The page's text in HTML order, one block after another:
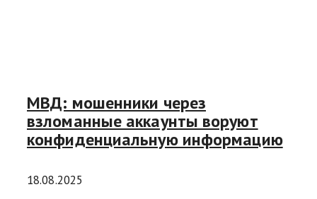
МВД: мошенники через
взломанные аккаунты воруют
конфиденциальную информацию
18.08.2025